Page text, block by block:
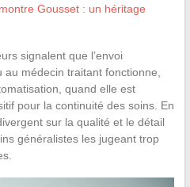
Gousset : un héritage
signalent que l’envoi
médecin traitant fonctionne,
quand elle est
pour la continuité des soins. En
sur la qualité et le détail
généralistes les jugeant trop